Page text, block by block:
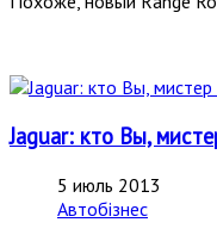
Jaguar: кто Вы,
5 июль 2013
Автобізнес